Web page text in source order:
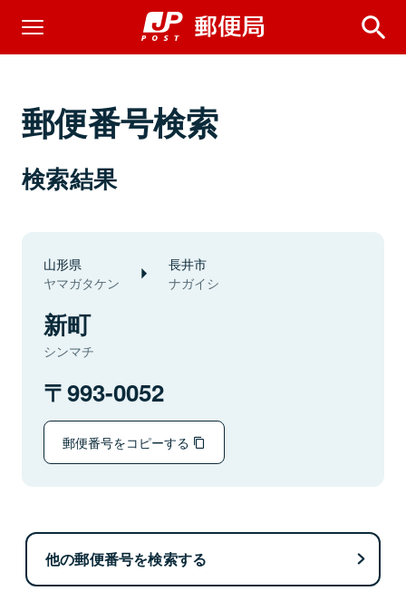
郵便番号検索
検索結果
山形県
ヤマガタケン
長井市
ナガイシ
新町
シンマチ
993-0052
郵便番号をコピーする
他の郵便番号を検索する